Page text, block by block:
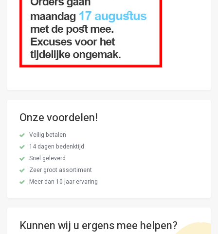
Onze voordelen!
Veilig betalen
14 dagen bedenktijd
Snel geleverd
Zeer groot assortiment
Meer dan 10 jaar ervaring
Kunnen wij u ergens mee helpen?